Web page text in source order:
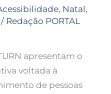
, Natal,
/ Redação PORTAL
apresentam o
voltada à
de pessoas